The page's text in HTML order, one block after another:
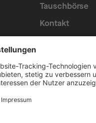
Tauschbörse
Kontakt